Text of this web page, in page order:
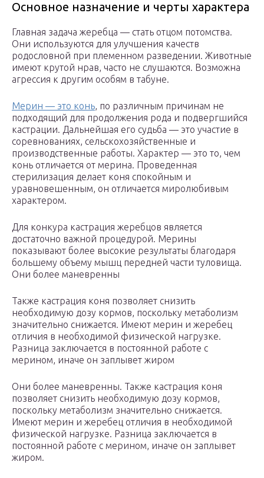
Основное назначение и черты характера
Главная задача жеребца — стать отцом потомства.
Они используются для улучшения качеств
родословной при племенном разведении. Животные
имеют крутой нрав, часто не слушаются. Возможна
агрессия к другим особям в табуне.
Мерин — это конь, по различным причинам не
подходящий для продолжения рода и подвергшийся
кастрации. Дальнейшая его судьба — это участие в
соревнованиях, сельскохозяйственные и
производственные работы. Характер — это то, чем
конь отличается от мерина. Проведенная
стерилизация делает коня спокойным и
уравновешенным, он отличается миролюбивым
характером.
Для конкура кастрация жеребцов является
достаточно важной процедурой. Мерины
показывают более высокие результаты благодаря
большему объему мышц передней части туловища.
Они более маневренны
Также кастрация коня позволяет снизить
необходимую дозу кормов, поскольку метаболизм
значительно снижается. Имеют мерин и жеребец
отличия в необходимой физической нагрузке.
Разница заключается в постоянной работе с
мерином, иначе он заплывет жиром
Они более маневренны. Также кастрация коня
позволяет снизить необходимую дозу кормов,
поскольку метаболизм значительно снижается.
Имеют мерин и жеребец отличия в необходимой
физической нагрузке. Разница заключается в
постоянной работе с мерином, иначе он заплывет
жиром.